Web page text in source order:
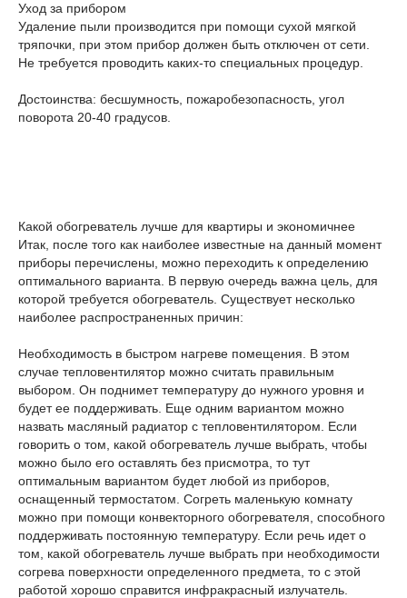
Уход за прибором
Удаление пыли производится при помощи сухой мягкой
тряпочки, при этом прибор должен быть отключен от сети.
Не требуется проводить каких-то специальных процедур.
Достоинства: бесшумность, пожаробезопасность, угол
поворота 20-40 градусов.
Какой обогреватель лучше для квартиры и экономичнее
Итак, после того как наиболее известные на данный момент
приборы перечислены, можно переходить к определению
оптимального варианта. В первую очередь важна цель, для
которой требуется обогреватель. Существует несколько
наиболее распространенных причин:
Необходимость в быстром нагреве помещения. В этом
случае тепловентилятор можно считать правильным
выбором. Он поднимет температуру до нужного уровня и
будет ее поддерживать. Еще одним вариантом можно
назвать масляный радиатор с тепловентилятором. Если
говорить о том, какой обогреватель лучше выбрать, чтобы
можно было его оставлять без присмотра, то тут
оптимальным вариантом будет любой из приборов,
оснащенный термостатом. Согреть маленькую комнату
можно при помощи конвекторного обогревателя, способного
поддерживать постоянную температуру. Если речь идет о
том, какой обогреватель лучше выбрать при необходимости
согрева поверхности определенного предмета, то с этой
работой хорошо справится инфракрасный излучатель.